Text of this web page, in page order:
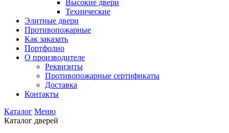
Высокие двери
Технические
Элитные двери
Противопожарные
Как заказать
Портфолио
О производителе
Реквизиты
Противопожарные сертификаты
Доставка
Контакты
Каталог Меню
Каталог дверей